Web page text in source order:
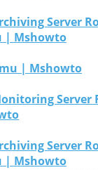
Server
| Mshowto
| Mshowto
Server
Server
| Mshowto